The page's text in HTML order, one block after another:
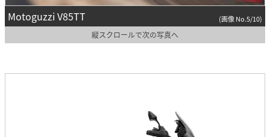
Motoguzzi V85TT (画像 No.5/10)
縦スクロールで次の写真へ